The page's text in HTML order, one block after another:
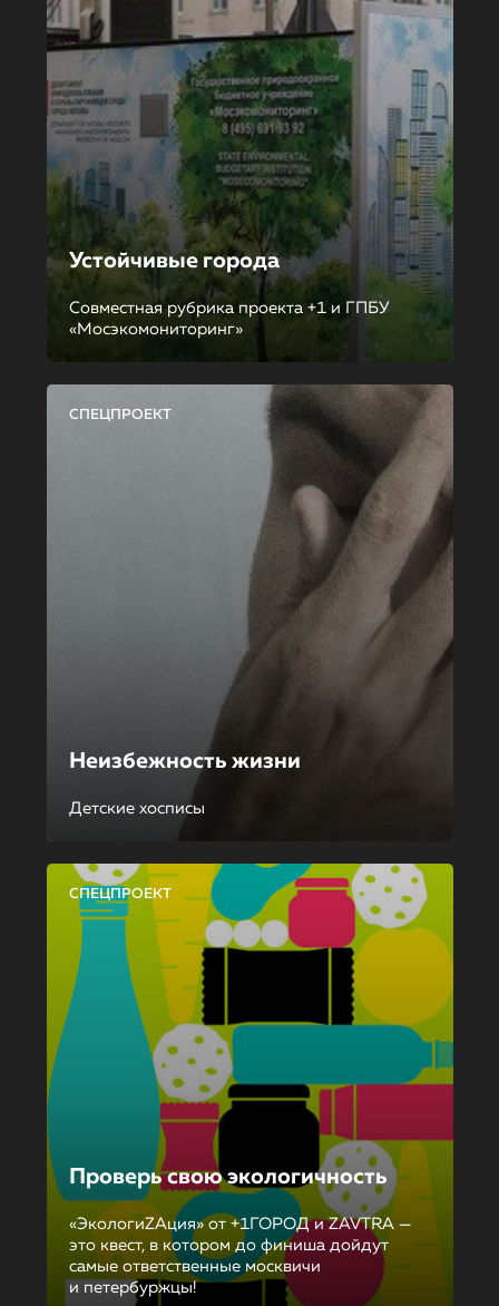
Устойчивые города
Совместная рубрика проекта +1 и ГПБУ
«Мосэкомониторинг»
СПЕЦПРОЕКТ
Неизбежность жизни
Детские хосписы
СПЕЦПРОЕКТ
Проверь свою экологичность
«ЭкологиZAция» от +1ГОРОД и ZAVTRA —
это квест, в котором до финиша дойдут
самые ответственные москвичи
и петербуржцы!